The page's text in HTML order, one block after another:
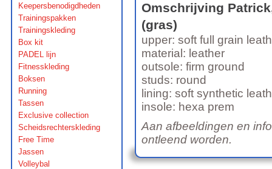
Keepersbenodigdheden
Trainingspakken
Trainingskleding
Box kit
PADEL lijn
Fitnesskleding
Boksen
Running
Tassen
Exclusive collection
Scheidsrechterskleding
Free Time
Jassen
Volleybal
Omschrijving Patrick
(gras)
upper: soft full grain
material: leather
outsole: firm ground
studs: round
lining: soft synthetic
insole: hexa prem
Aan afbeeldingen en
ontleend worden.